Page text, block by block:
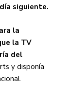
siguiente.
la
la TV
del
y disponía